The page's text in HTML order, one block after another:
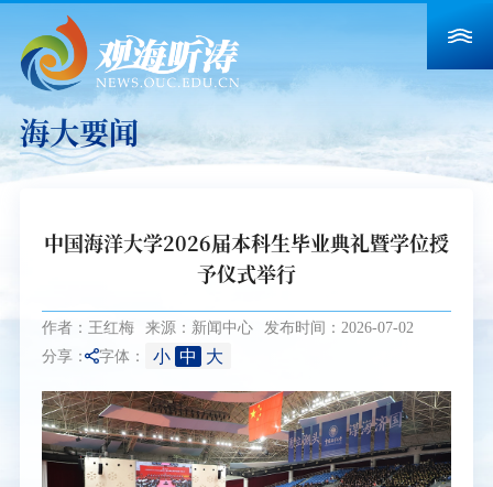
海大要闻
中国海洋大学2026届本科生毕业典礼暨学位授
予仪式举行
作者：王红梅 来源：新闻中心 发布时间：2026-07-02
分享： 字体： 小 中 大